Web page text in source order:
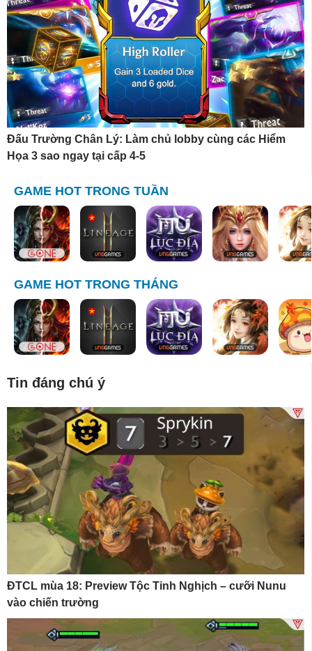
Đấu Trường Chân Lý: Làm chủ lobby cùng các Hiểm
Họa 3 sao ngay tại cấp 4-5
GAME HOT TRONG TUẦN
GAME HOT TRONG THÁNG
Tin đáng chú ý
ĐTCL mùa 18: Preview Tộc Tinh Nghịch – cưỡi Nunu
vào chiến trường